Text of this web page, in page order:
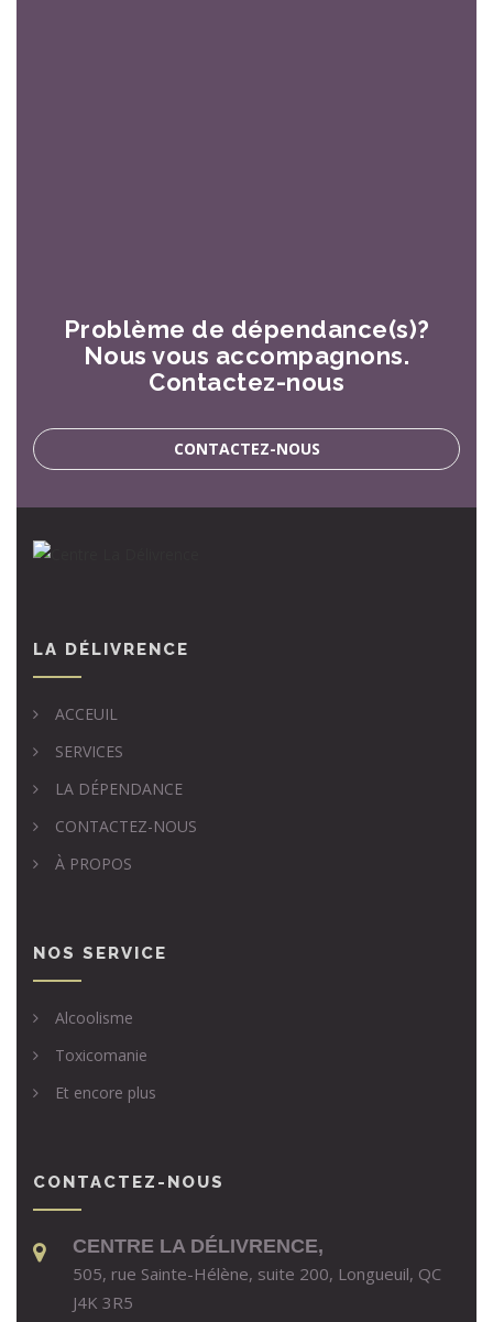
Problème de dépendance(s)?
Nous vous accompagnons.
Contactez-nous
CONTACTEZ-NOUS
LA DÉLIVRENCE
ACCEUIL
SERVICES
LA DÉPENDANCE
CONTACTEZ-NOUS
À PROPOS
NOS SERVICE
Alcoolisme
Toxicomanie
Et encore plus
CONTACTEZ-NOUS
CENTRE LA DÉLIVRENCE,
505, rue Sainte-Hélène, suite 200, Longueuil, QC
J4K 3R5